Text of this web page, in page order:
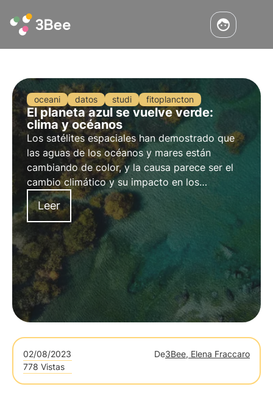
oceani datos studi fitoplancton
El planeta azul se vuelve verde:
clima y océanos
Los satélites espaciales han demostrado que
las aguas de los océanos y mares están
cambiando de color, y la causa parece ser el
cambio climático y su impacto en los
ecosistemas vegetales de las aguas. Descubra
el fenómeno en este artículo.
Leer
02/08/2023 De3Bee, Elena Fraccaro
778 Vistas